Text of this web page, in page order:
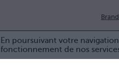
En poursuivant votre
fonctionnement de nos